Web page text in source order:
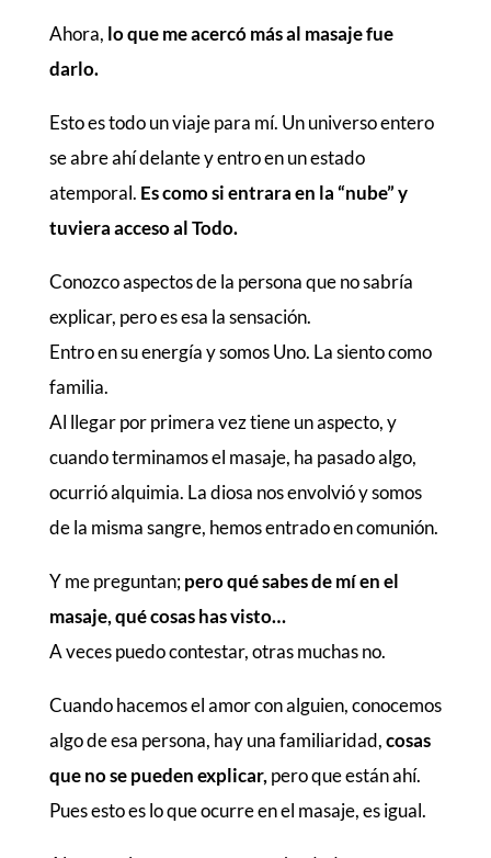
Ahora, lo que me acercó más al masaje fue
darlo.
Esto es todo un viaje para mí. Un universo entero
se abre ahí delante y entro en un estado
atemporal. Es como si entrara en la “nube” y
tuviera acceso al Todo.
Conozco aspectos de la persona que no sabría
explicar, pero es esa la sensación.
Entro en su energía y somos Uno. La siento como
familia.
Al llegar por primera vez tiene un aspecto, y
cuando terminamos el masaje, ha pasado algo,
ocurrió alquimia. La diosa nos envolvió y somos
de la misma sangre, hemos entrado en comunión.
Y me preguntan;pero qué sabes de mí en el
masaje, qué cosas has visto…
A veces puedo contestar, otras muchas no.
Cuando hacemos el amor con alguien, conocemos
algo de esa persona, hay una familiaridad,cosas
que no se pueden explicar,pero que están ahí.
Pues esto es lo que ocurre en el masaje, es igual.